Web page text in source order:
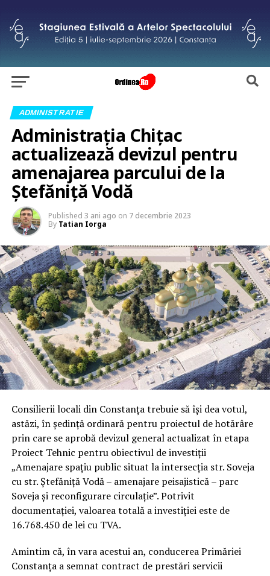
ADMINISTRATIE
Administrația Chițac
actualizează devizul pentru
amenajarea parcului de la
Ștefăniță Vodă
Published 3 ani ago on 7 decembrie 2023
By Tatian Iorga
Consilierii locali din Constanța trebuie să își dea votul,
astăzi, în ședință ordinară pentru proiectul de hotărâre
prin care se aprobă devizul general actualizat în etapa
Proiect Tehnic pentru obiectivul de investiţii
„Amenajare spaţiu public situat la intersecţia str. Soveja
cu str. Ştefăniţă Vodă – amenajare peisajistică – parc
Soveja şi reconfigurare circulaţie”. Potrivit
documentației, valoarea totală a investiției este de
16.768.450 de lei cu TVA.
Amintim că, în vara acestui an, conducerea Primăriei
Constanța a semnat contract de prestări servicii